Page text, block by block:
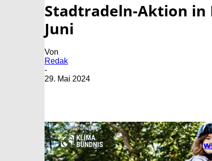
Stadtradeln-Aktion in
Juni
Von
Redak
-
29. Mai 2024